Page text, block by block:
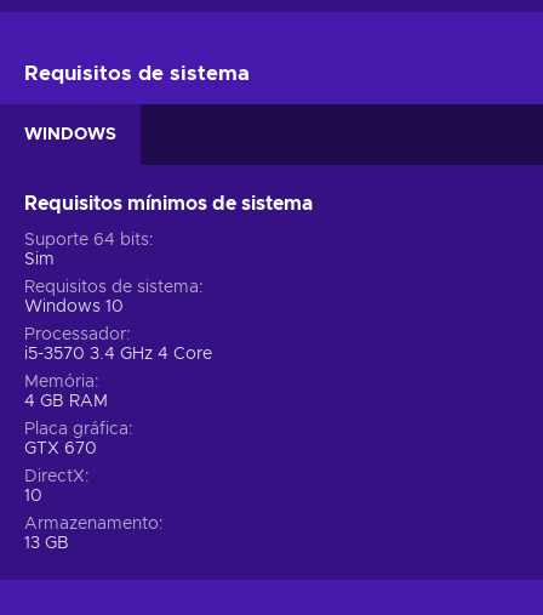
Requisitos de sistema
WINDOWS
Requisitos mínimos de sistema
Suporte 64 bits
Sim
Requisitos de sistema
Windows 10
Processador
i5-3570 3.4 GHz 4 Core
Memória
4 GB RAM
Placa gráfica
GTX 670
DirectX
10
Armazenamento
13 GB